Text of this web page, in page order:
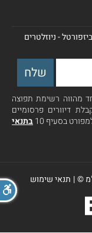
- ניוזלטרים
מהווה רשימת תפוצה
דיוורים פרסומיים
בסעיף 10
בתנאי
©
| תנאי שימוש